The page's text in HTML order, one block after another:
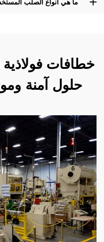
ما هي أنواع الصلب
خطافات
حلول آمنة